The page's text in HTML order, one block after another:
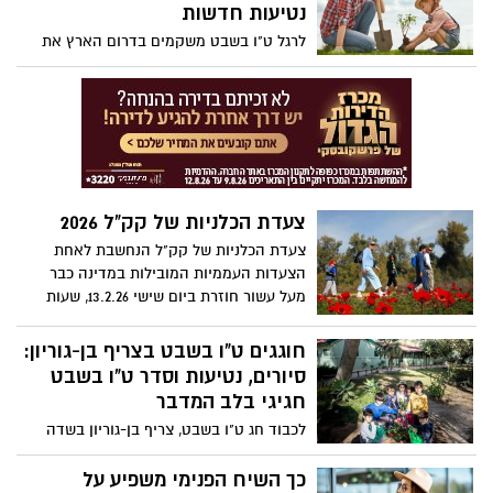
תיירות נבחרים בחסות בנק הפועלים. חדש
בפסטיבל – "מסע בעקבות הלב" סיורים
מודרכים של תקומה ביישובי הנגב המערבי
וכמובן – עשרות אתרי התיירות המקומיים
שיציעו קטיף עצמי, סיורים חקלאיים, סדנאות
יצירה, טיולי אופניים, סלי פיקניק לקחת
לשטח ועוד המון הפסטיבל יתקיים בתאריכים
30 בינואר עד ה-28 בפברואר
נטיעות חדשות
לרגל ט"ו בשבט משקמים בדרום הארץ את
נזקי השרפות, עורכים נטיעות חדשות, שימור
שטחים ושיקום אזורים טבעיים שנגרמו
בעקבות אירועי ה 7 לאוקטובר בדרום
צעדת הכלניות של קק"ל 2026
צעדת הכלניות של קק"ל הנחשבת לאחת
הצעדות העממיות המובילות במדינה כבר
מעל עשור חוזרת ביום שישי 13.2.26, שעות
חוגגים ט"ו בשבט בצריף בן-גוריון:
סיורים, נטיעות וסדר ט"ו בשבט
חגיגי בלב המדבר
לכבוד חג ט"ו בשבט, צריף בן-גוריון בשדה
בוקר מזמין את הציבור לחגוג את חג הנטיעות
בשורה של פעילויות חווייתיות, חינוכיות
כך השיח הפנימי משפיע על